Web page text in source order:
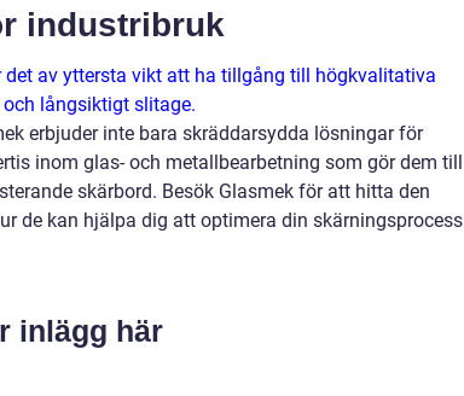
industribruk
av yttersta vikt att ha tillgång till högkvalitativa
långsiktigt slitage.
erbjuder inte bara skräddarsydda lösningar för
inom glas- och metallbearbetning som gör dem till
skärbord. Besök Glasmek för att hitta den
de kan hjälpa dig att optimera din skärningsprocess
inlägg här